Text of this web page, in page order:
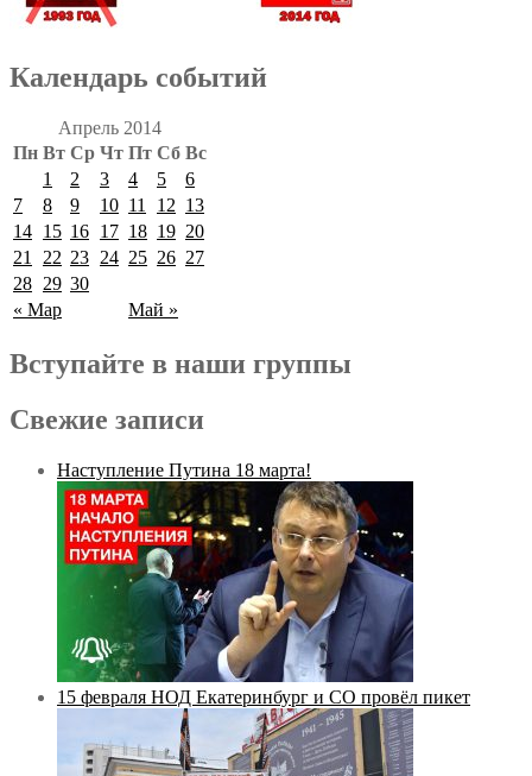
Календарь событий
Апрель 2014
Пн Вт Ср Чт Пт Сб Вс
« Мар Май »
1 2 3 4 5
6
7
8 9 10 11 12 13
14 15 16 17 18 19 20
21
22 23 24 25 26 27
28 29 30
Вступайте в наши группы
Свежие записи
Наступление Путина 18 марта!
15 февраля НОД Екатеринбург и СО провёл пикет